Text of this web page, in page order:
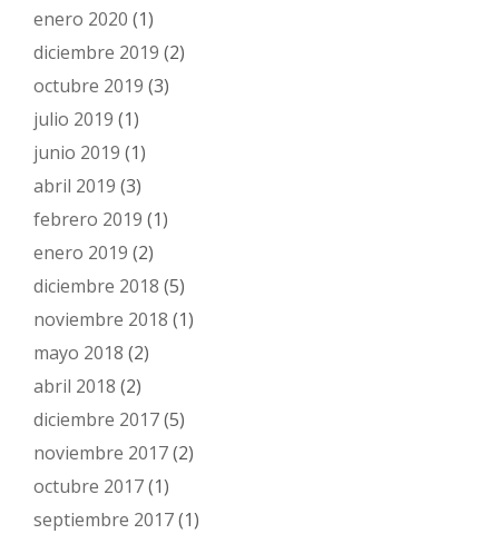
enero 2020 (1)
diciembre 2019 (2)
octubre 2019 (3)
julio 2019 (1)
junio 2019 (1)
abril 2019 (3)
febrero 2019 (1)
enero 2019 (2)
diciembre 2018 (5)
noviembre 2018 (1)
mayo 2018 (2)
abril 2018 (2)
diciembre 2017(5)
noviembre 2017(2)
octubre 2017(1)
septiembre 2017(1)